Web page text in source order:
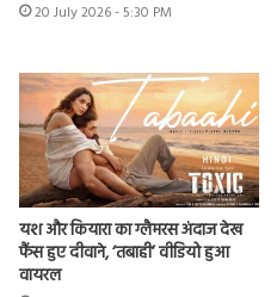
20 July 2026 - 5:30 PM
यश और कियारा का ग्लैमरस अंदाज देख
फैंस हुए दीवाने, ‘तबाही’ वीडियो हुआ
वायरल